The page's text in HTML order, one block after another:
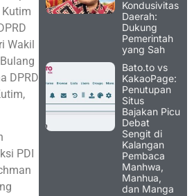
Kutim
Wakil
DPRD
PDI
Kondusivitas
Daerah:
Dukung
Pemerintah
yang Sah
Bato.to vs
KakaoPage:
Penutupan
Situs
Bajakan Picu
Debat
Sengit di
Kalangan
Pembaca
Manhwa,
Manhua,
dan Manga